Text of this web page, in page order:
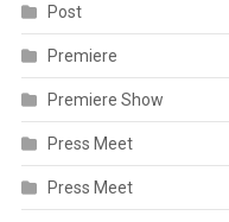
Post
Premiere
Premiere Show
Press Meet
Press Meet